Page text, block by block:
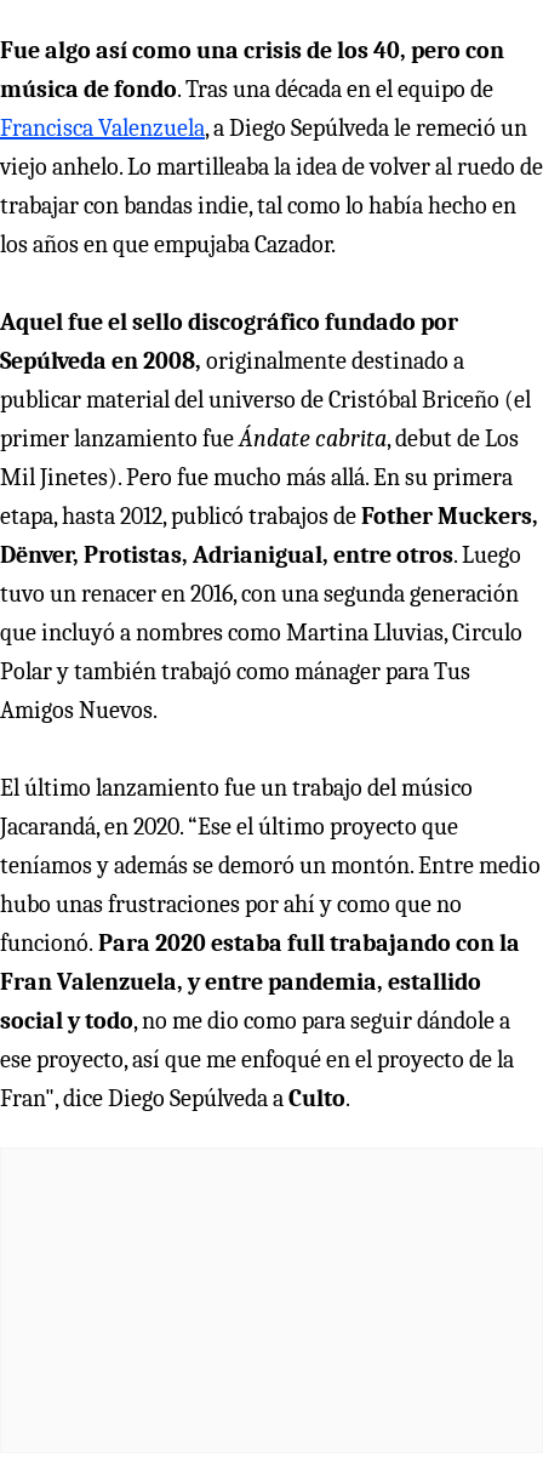
Fue algo así como una crisis de los 40, pero con
música de fondo. Tras una década en el equipo de
Francisca Valenzuela, a Diego Sepúlveda le remeció un
viejo anhelo. Lo martilleaba la idea de volver al ruedo de
trabajar con bandas indie, tal como lo había hecho en
los años en que empujaba Cazador.
Aquel fue el sello discográfico fundado por
Sepúlveda en 2008, originalmente destinado a
publicar material del universo de Cristóbal Briceño (el
primer lanzamiento fueÁndate cabrita, debut de Los
Mil Jinetes). Pero fue mucho más allá. En su primera
etapa, hasta 2012, publicó trabajos deFother Muckers,
Dënver, Protistas, Adrianigual, entre otros. Luego
tuvo un renacer en 2016, con una segunda generación
que incluyó a nombres como Martina Lluvias, Circulo
Polar y también trabajó como mánager para Tus
Amigos Nuevos.
El último lanzamiento fue un trabajo del músico
Jacarandá, en 2020. “Ese el último proyecto que
teníamos y además se demoró un montón. Entre medio
hubo unas frustraciones por ahí y como que no
funcionó. Para 2020 estaba full trabajando con la
Fran Valenzuela, y entre pandemia, estallido
social y todo, no me dio como para seguir dándole a
ese proyecto, así que me enfoqué en el proyecto de la
Fran", dice Diego Sepúlveda aCulto.